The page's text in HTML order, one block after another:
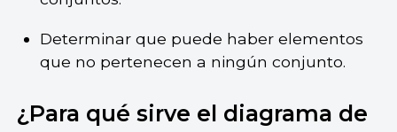
Determinar que puede haber elementos
que no pertenecen a ningún conjunto.
¿Para qué sirve el diagrama de